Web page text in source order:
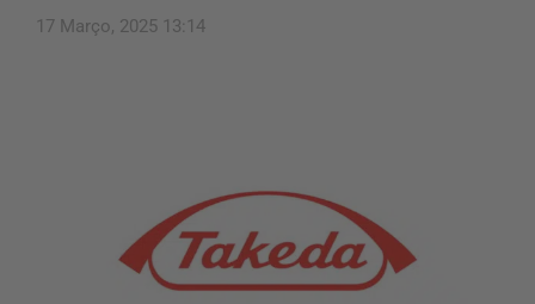
17 Março, 2025 13:14